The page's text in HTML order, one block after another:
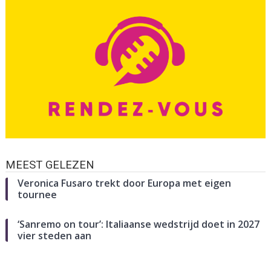
MEEST GELEZEN
Veronica Fusaro trekt door Europa met eigen
tournee
‘Sanremo on tour’: Italiaanse wedstrijd doet in 2027
vier steden aan